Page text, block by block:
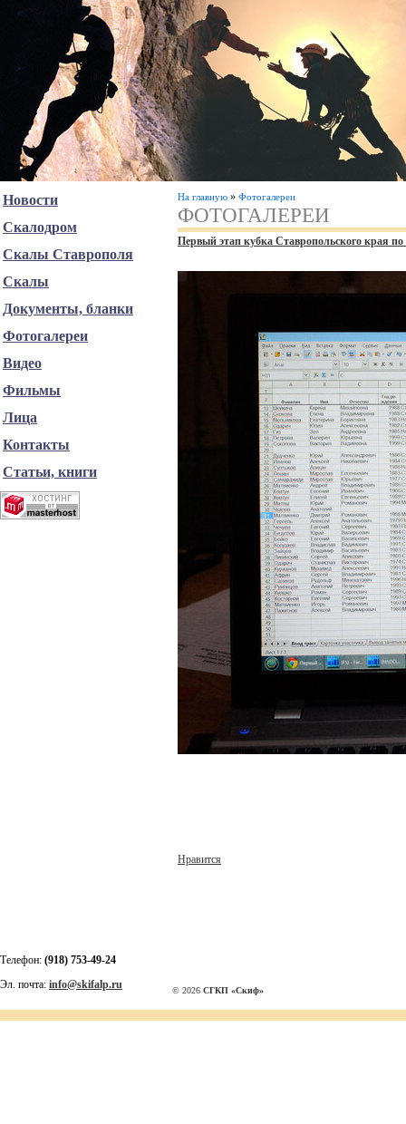
На главную » Фотогалереи
ФОТОГАЛЕРЕИ
Первый этап кубка Ставропольского края
Нравится
Новости
Скалодром
Скалы Ставрополя
Скалы
Документы, бланки
Фотогалереи
Видео
Фильмы
Лица
Контакты
Статьи, книги
Телефон: (918) 753-49-24
Эл. почта: info@skifalp.ru © 2026 СГКП «Скиф»